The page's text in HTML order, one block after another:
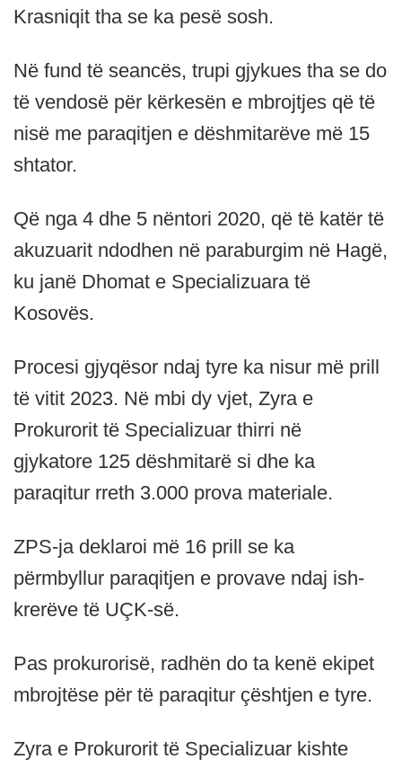
Krasniqit tha se ka pesë sosh.
Në fund të seancës, trupi gjykues tha se do
të vendosë për kërkesën e mbrojtjes që të
nisë me paraqitjen e dëshmitarëve më 15
shtator.
Që nga 4 dhe 5 nëntori 2020, që të katër të
akuzuarit ndodhen në paraburgim në Hagë,
ku janë Dhomat e Specializuara të
Kosovës.
Procesi gjyqësor ndaj tyre ka nisur më prill
të vitit 2023. Në mbi dy vjet, Zyra e
Prokurorit të Specializuar thirri në
gjykatore 125 dëshmitarë si dhe ka
paraqitur rreth 3.000 prova materiale.
ZPS-ja deklaroi më 16 prill se ka
përmbyllur paraqitjen e provave ndaj ish-
krerëve të UÇK-së.
Pas prokurorisë, radhën do ta kenë ekipet
mbrojtëse për të paraqitur çështjen e tyre.
Zyra e Prokurorit të Specializuar kishte